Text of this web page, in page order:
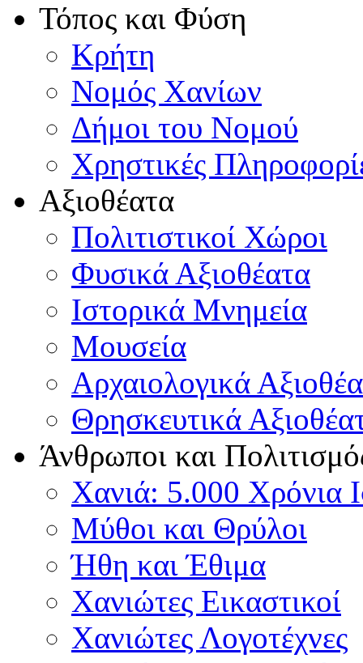
Τόπος και Φύση
Κρήτη
Νομός Χανίων
Δήμοι του Νομού
Χρηστικές
Αξιοθέατα
Πολιτιστικοί Χώροι
Φυσικά Αξιοθέατα
Ιστορικά Μνημεία
Μουσεία
Αρχαιολογικά
Θρησκευτικά
Άνθρωποι και
Χανιά: 5.000 Χρόνια
Μύθοι και Θρύλοι
Ήθη και Έθιμα
Χανιώτες Εικαστικοί
Χανιώτες Λογοτέχνες